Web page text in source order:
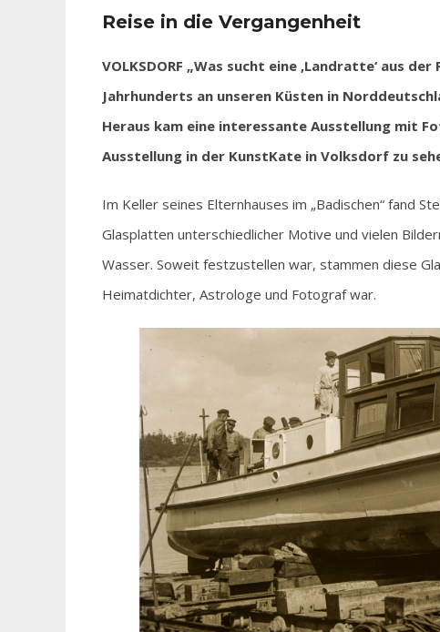
Reise in die Vergangenheit
VOLKSDORF „Was sucht eine ‚Landratte‘ aus
Jahrhunderts an unseren Küsten in
Heraus kam eine interessante Ausstellung mit
Ausstellung in der KunstKate in Volksdorf zu
Im Keller seines Elternhauses im „Badischen“ fand
Glasplatten unterschiedlicher Motive und vielen
Wasser. Soweit festzustellen war, stammen diese
Heimatdichter, Astrologe und Fotograf war.